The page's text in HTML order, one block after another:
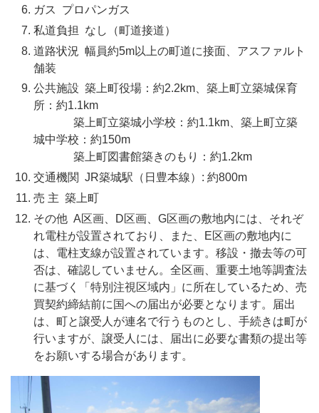
ガス プロパンガス
私道負担 なし（町道接道）
道路状況 幅員約5m以上の町道に接面、アスファルト
舗装
公共施設 築上町役場：約2.2km 、築上町立築城保育
所：約1.1km
築上町立築城小学校：約1.1km 、築上町立築
城中学校：約150m
築上町図書館築きのもり：約1.2km
交通機関 JR築城駅（日豊本線）: 約800m
売 主 築上町
その他A区画、 D区画、G区画の敷地内には、それぞ
れ電柱が設置されており、また、 E区画の敷地内に
は、電柱支線が設置されています。移設・撤去等の可
否は、確認していません。全区画、重要土地等調査法
に基づく「特別注視区域内」に所在しているため、売
買契約締結前に国への届出が必要となります。届出
は、町と譲受人が連名で行うものとし、手続きは町が
行いますが、譲受人には、届出に必要な書類の提出等
をお願いする場合があります。